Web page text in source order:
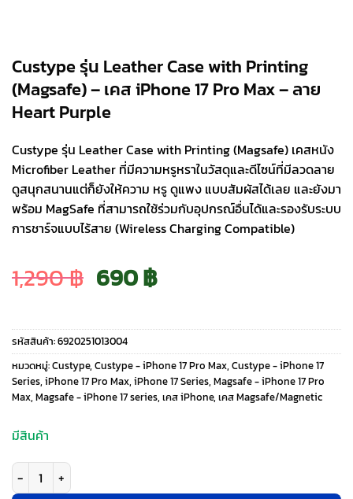
Custype รุ่น Leather Case with Printing
(Magsafe) – เคส iPhone 17 Pro Max – ลาย
Heart Purple
Custype รุ่น Leather Case with Printing (Magsafe) เคสหนัง
Microfiber Leather ที่มีความหรูหราในวัสดุและดีไซน์ที่มีลวดลาย
ดูสนุกสนานแต่ก็ยังให้ความ หรู ดูแพง แบบสัมผัสได้เลย และยังมา
พร้อม MagSafe ที่สามารถใช้ร่วมกับอุปกรณ์อื่นได้และรองรับระบบ
การชาร์จแบบไร้สาย (Wireless Charging Compatible)
1,290฿ Original
price
was:
1,290 ฿.
690฿Current
price
is:
690 ฿.
รหัสสินค้า:6920251013004
หมวดหมู่:Custype, Custype - iPhone 17 Pro Max, Custype - iPhone 17
Series, iPhone 17 Pro Max, iPhone 17 Series, Magsafe - iPhone 17 Pro
Max, Magsafe - iPhone 17 series, เคส iPhone, เคส Magsafe/Magnetic
มีสินค้า
จำนวน Custype รุ่น Leather Case with Printing (Magsafe) - เคส